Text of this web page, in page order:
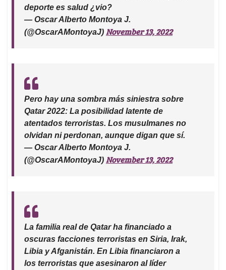
deporte es salud ¿vio?
— Oscar Alberto Montoya J.
(@OscarAMontoyaJ) November 13, 2022
Pero hay una sombra más siniestra sobre
Qatar 2022: La posibilidad latente de
atentados terroristas. Los musulmanes no
olvidan ni perdonan, aunque digan que sí.
— Oscar Alberto Montoya J.
(@OscarAMontoyaJ) November 13, 2022
La familia real de Qatar ha financiado a
oscuras facciones terroristas en Siria, Irak,
Libia y Afganistán. En Libia financiaron a
los terroristas que asesinaron al líder